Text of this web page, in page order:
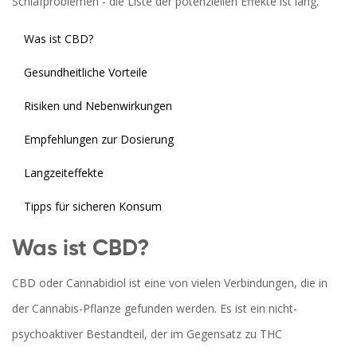
Was ist CBD?
Gesundheitliche Vorteile
Risiken und Nebenwirkungen
Empfehlungen zur Dosierung
Langzeiteffekte
Tipps für sicheren Konsum
Was ist CBD?
CBD oder Cannabidiol ist eine von vielen Verbindungen, die in
der Cannabis-Pflanze gefunden werden. Es ist ein nicht-
psychoaktiver Bestandteil, der im Gegensatz zu THC